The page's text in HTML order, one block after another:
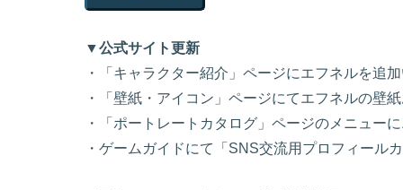
▼公式サイト更新
・「キャラクター紹介」ページにエフネルを追
・「壁紙・アイコン」ページにてエフネルの壁
・「ポートレートカタログ」ページのメニュー
・ゲームガイドにて「SNS交流用プロフィール